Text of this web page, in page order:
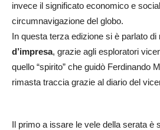
invece il significato economico e
circumnavigazione del globo.
In questa terza edizione si è parlato di
d’impresa, grazie agli esploratori
quello “spirito” che guidò Ferdinando
rimasta traccia grazie al diario del
Il primo a issare le vele della serata è